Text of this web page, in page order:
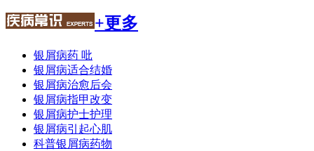
+更多
银屑病药 吡
银屑病适合结婚
银屑病治愈后会
银屑病指甲改变
银屑病护士护理
银屑病引起心肌
科普银屑病药物